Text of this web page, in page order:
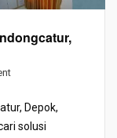
Depok,
solusi